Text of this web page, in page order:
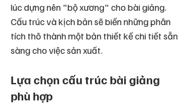
lúc dựng nên "bộ xương" cho bài giảng.
Cấu trúc và kịch bản sẽ biến những phân
tích thô thành một bản thiết kế chi tiết sẵn
sàng cho việc sản xuất.
Lựa chọn cấu trúc bài giảng
phù hợp